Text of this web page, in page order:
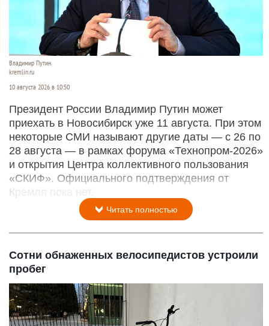
Владимир Путин.
kremlin.ru
10 августа 2026 в 10:50
Президент России Владимир Путин может
приехать в Новосибирск уже 11 августа. При этом
некоторые СМИ называют другие даты — с 26 по
28 августа — в рамках форума «Технопром-2026»
и открытия Центра коллективного пользования
«СКИФ». Официального подтверждения от
Кремля пока нет.
Читать полностью
Сотни обнаженных велосипедистов устроили
пробег